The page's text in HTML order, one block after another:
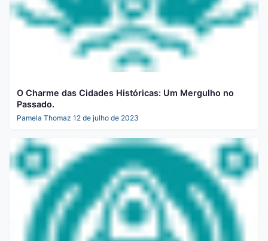
O Charme das Cidades Históricas: Um Mergulho no
Passado.
Pamela Thomaz 12 de julho de 2023